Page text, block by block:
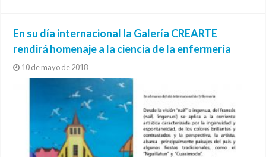
En su día internacional la Galería CREARTE
rendirá homenaje a la ciencia de la enfermería
10 de mayo de 2018